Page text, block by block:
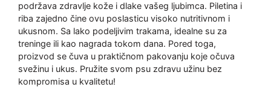
podržava zdravlje kože i dlake vašeg ljubimca. Piletina i
riba zajedno čine ovu poslasticu visoko nutritivnom i
ukusnom. Sa lako podeljivim trakama, idealne su za
treninge ili kao nagrada tokom dana. Pored toga,
proizvod se čuva u praktičnom pakovanju koje očuva
svežinu i ukus. Pružite svom psu zdravu užinu bez
kompromisa u kvalitetu!